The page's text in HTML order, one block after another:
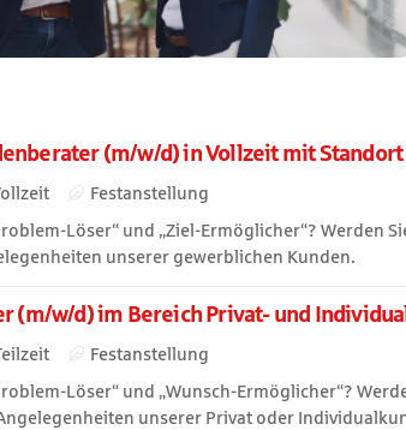
(m/w/d) in Vollzeit mit Standort
Festanstellung
Löser“ und „Ziel-Ermöglicher“? Werden
unserer gewerblichen Kunden.
(m/w/d) im Bereich Privat- und
Festanstellung
Löser“ und „Wunsch-Ermöglicher“?
unserer Privat oder